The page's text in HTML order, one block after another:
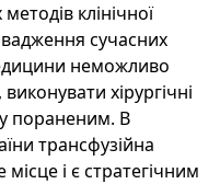
клінічної
сучасних
неможливо
хірургічні
пораненим. В
трансфузійна
і є стратегічним